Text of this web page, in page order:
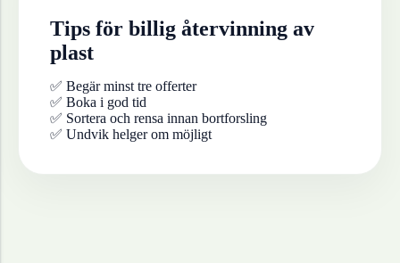
Tips för billig återvinning av
plast
✅ Begär minst tre offerter
✅ Boka i god tid
✅ Sortera och rensa innan bortforsling
✅ Undvik helger om möjligt